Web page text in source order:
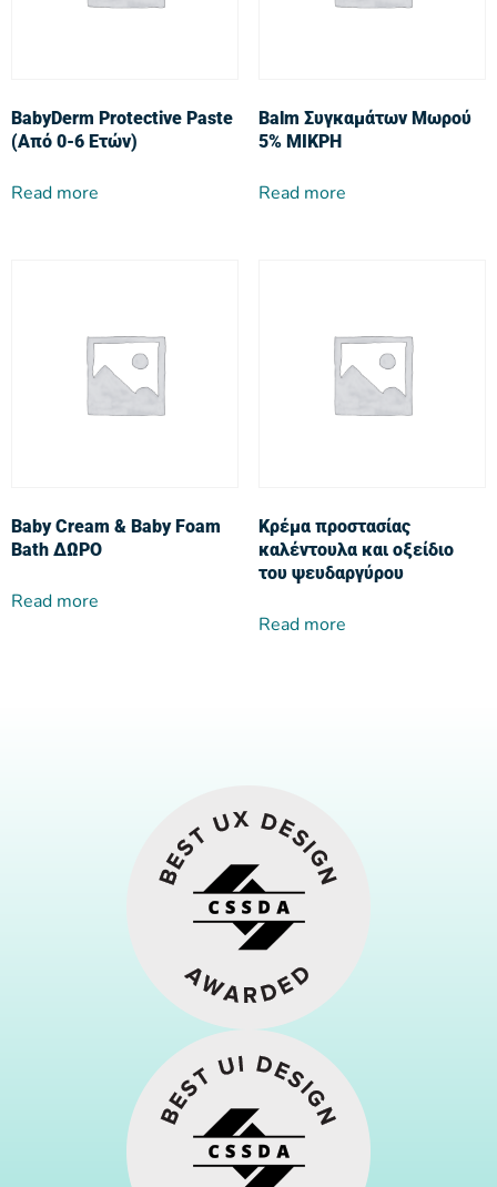
BabyDerm Protective Paste
(Από 0-6 Ετών)
Read more
Balm Συγκαμάτων Μωρού
5% ΜΙΚΡΗ
Read more
Baby Cream & Baby Foam
Bath ΔΩΡΟ
Read more
Κρέμα προστασίας
καλέντουλα και οξείδιο
του ψευδαργύρου
Read more